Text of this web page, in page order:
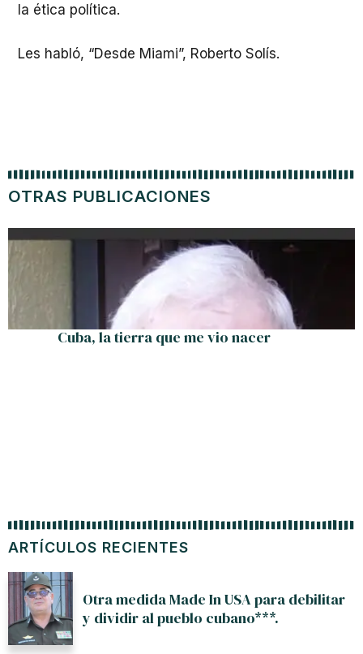
la ética política.
Les habló, “Desde Miami”, Roberto Solís.
ARTÍCULOS RECIENTES
Otra medida Made In USA para debilitar
y dividir al pueblo cubano***.
OTRAS PUBLICACIONES
Cuba, la tierra que me vio nacer